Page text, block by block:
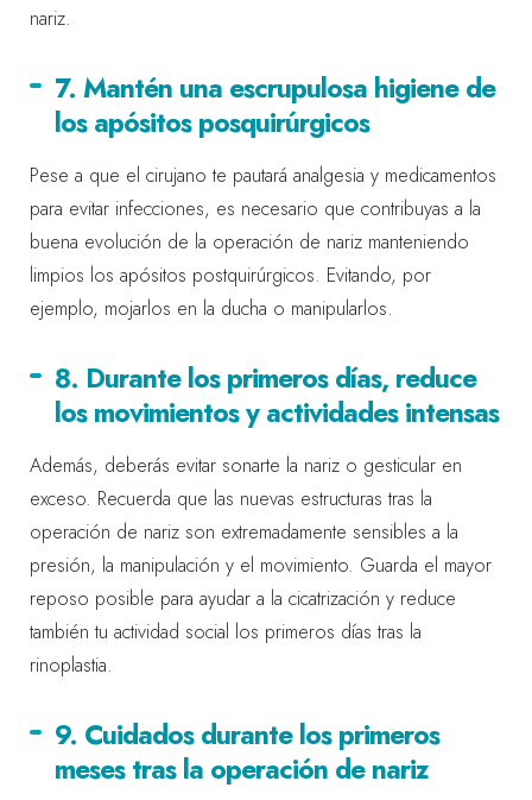
nariz.
7. Mantén una escrupulosa higiene de
los apósitos posquirúrgicos
Pese a que el cirujano te pautará analgesia y medicamentos
para evitar infecciones, es necesario que contribuyas a la
buena evolución de la operación de nariz manteniendo
limpios los apósitos postquirúrgicos. Evitando, por
ejemplo, mojarlos en la ducha o manipularlos.
8. Durante los primeros días, reduce
los movimientos y actividades intensas
Además, deberás evitar sonarte la nariz o gesticular en
exceso. Recuerda que las nuevas estructuras tras la
operación de nariz son extremadamente sensibles a la
presión, la manipulación y el movimiento. Guarda el mayor
reposo posible para ayudar a la cicatrización y reduce
también tu actividad social los primeros días tras la
rinoplastia.
9. Cuidados durante los primeros
meses tras la operación de nariz